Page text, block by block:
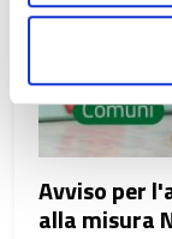
Avviso per
alla misura